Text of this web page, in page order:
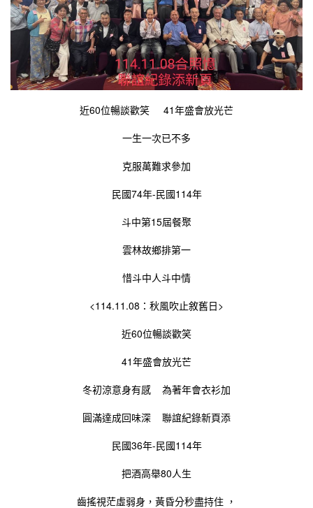
近60位暢談歡笑 41年盛會放光芒
一生一次已不多
克服萬難求參加
民國74年-民國114年
斗中第15屆餐聚
雲林故鄉排第一
惜斗中人斗中情
<114.11.08：秋風吹止敘舊日>
近60位暢談歡笑
41年盛會放光芒
冬初涼意身有感 為著年會衣衫加
圓滿達成回味深 聯誼紀錄新頁添
民國36年-民國114年
把酒高舉80人生
齒搖視茫虛弱身，黃昏分秒盡持住 ，